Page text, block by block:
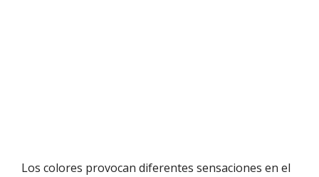
Los colores provocan diferentes sensaciones en el